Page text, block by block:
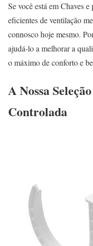
Se você está em Chaves
eficientes de ventilação
connosco hoje mesmo.
ajudá-lo a melhorar a
o máximo de conforto e
A Nossa
Controlada